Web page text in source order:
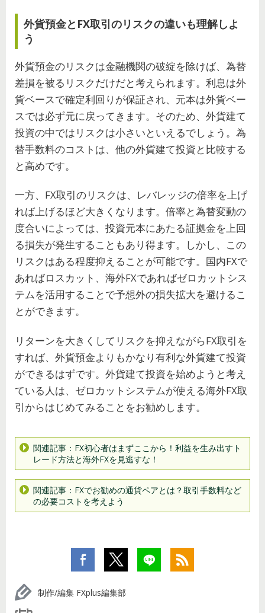
外貨預金とFX取引のリスクの違いも理解しよ
う
外貨預金のリスクは金融機関の破綻を除けば、為替
差損を被るリスクだけだと考えられます。利息は外
貨ベースで確定利回りが保証され、元本は外貨ベー
スでは必ず元に戻ってきます。そのため、外貨建て
投資の中ではリスクは小さいといえるでしょう。為
替手数料のコストは、他の外貨建て投資と比較する
と高めです。
一方、FX取引のリスクは、レバレッジの倍率を上げ
れば上げるほど大きくなります。倍率と為替変動の
度合いによっては、投資元本にあたる証拠金を上回
る損失が発生することもあり得ます。しかし、この
リスクはある程度抑えることが可能です。国内FXで
あればロスカット、海外FXであればゼロカットシス
テムを活用することで予想外の損失拡大を避けるこ
とができます。
リターンを大きくしてリスクを抑えながらFX取引を
すれば、外貨預金よりもかなり有利な外貨建て投資
ができるはずです。外貨建て投資を始めようと考え
ている人は、ゼロカットシステムが使える海外FX取
引からはじめてみることをお勧めします。
関連記事：FX初心者はまずここから！利益を生み出すト
レード方法と海外FXを見逃すな！
関連記事：FXでお勧めの通貨ペアとは？取引手数料など
の必要コストを考えよう
制作/編集 FXplus編集部